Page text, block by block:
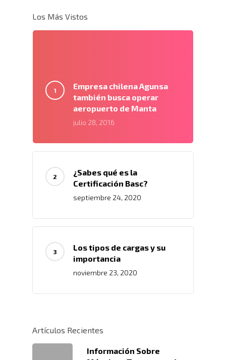
Los Más Vistos
Empresa chilena Agunsa
también busca operar
aeropuerto de Manta
julio 28, 2016
¿Sabes qué es la
Certificación Basc?
septiembre 24, 2020
Los tipos de cargas y su
importancia
noviembre 23, 2020
Artículos Recientes
Información Sobre
Inicio
Políticas